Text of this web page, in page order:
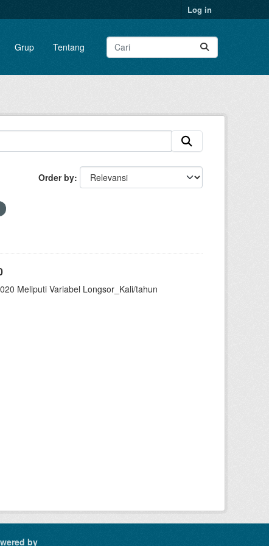
Log in
Grup Tentang
Order by
Meliputi Variabel Longsor_Kali/tahun
by